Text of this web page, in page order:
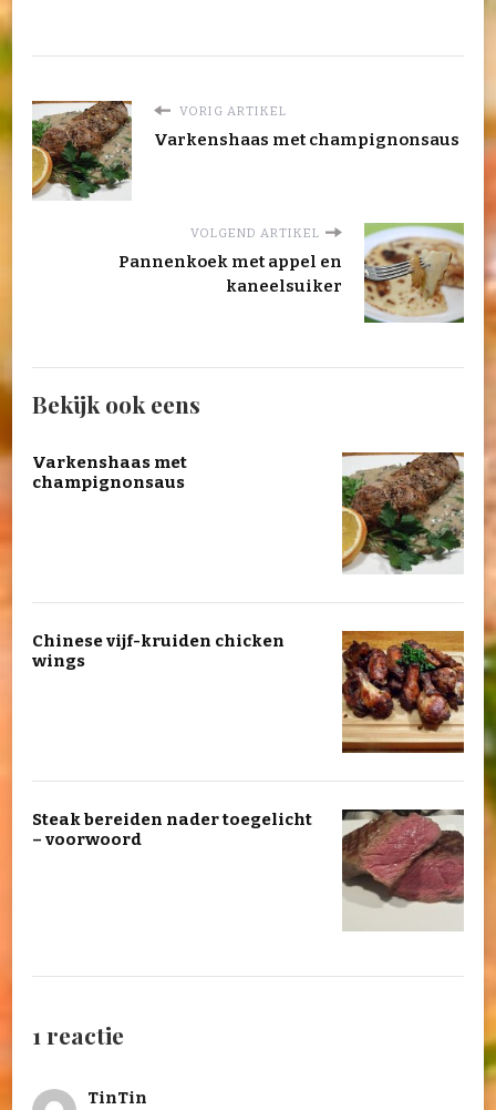
VORIG ARTIKEL
Varkenshaas met champignonsaus
VOLGEND ARTIKEL
Pannenkoek met appel en
kaneelsuiker
Bekijk ook eens
Varkenshaas met
champignonsaus
Chinese vijf-kruiden chicken
wings
Steak bereiden nader toegelicht
– voorwoord
1 reactie
TinTin